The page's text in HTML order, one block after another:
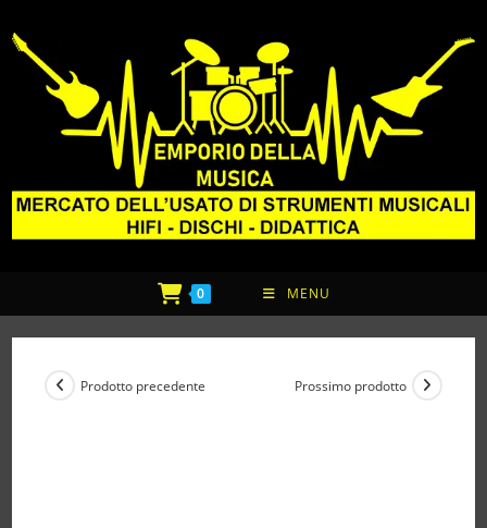
0 MENU
Prodotto precedente Prossimo prodotto